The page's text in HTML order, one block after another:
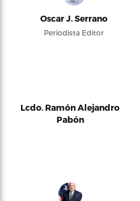
Oscar J. Serrano
Periodista Editor
Lcdo. Ramón Alejandro
Pabón